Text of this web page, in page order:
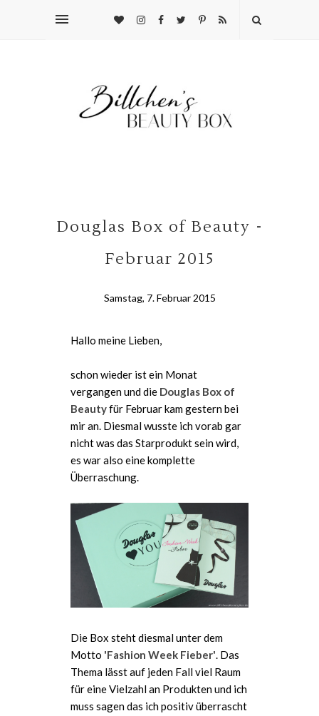
Douglas Box of Beauty -
Februar 2015
Samstag, 7. Februar 2015
Hallo meine Lieben,
schon wieder ist ein Monat
vergangen und die Douglas Box of
Beautyfür Februar kam gestern bei
mir an. Diesmal wusste ich vorab gar
nicht was das Starprodukt sein wird,
es war also eine komplette
Überraschung.
Die Box steht diesmal unter dem
Motto 'Fashion Week Fieber'. Das
Thema lässt auf jeden Fall viel Raum
für eine Vielzahl an Produkten und ich
muss sagen das ich positiv überrascht